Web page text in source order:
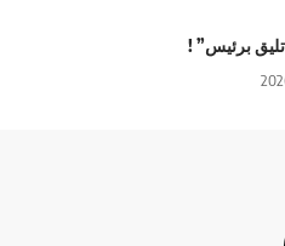
برئيس” !